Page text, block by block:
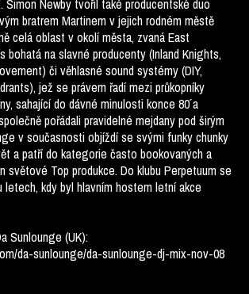
Simon Newby tvořil také producentské duo
bratrem Martinem v jejich rodném městě
celá oblast v okolí města, zvaná East
bohatá na slavné producenty (Inland Knights,
či věhlasné sound systémy (DIY,
jež se právem řadí mezi průkopníky
sahající do dávné minulosti konce 80´ a
pořádali pravidelné mejdany pod širým
v současnosti objíždí se svými funky chunky
a patří do kategorie často bookovaných a
světové Top produkce. Do klubu Perpetuum se
kdy byl hlavním hostem letní akce
Sunlounge (UK):
da-sunlounge/da-sunlounge-dj-mix-nov-08